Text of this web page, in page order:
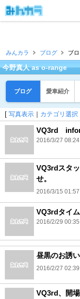
みんカラ ブログ ブ
今野真人 as o-range
ブログ 愛車紹介
[ 写真表示 ｜ カテゴリ選択
VQ3rd
2016/3/27 08:24
VQ3rdスタ
せ。
2016/3/15 01:57
VQ3rdタイ
2016/2/29 00:35
昼黒のお誘
2016/2/27 02:39
VQ3rd、開場